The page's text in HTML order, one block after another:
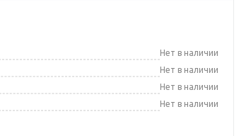
Нет в наличии
Нет в наличии
Нет в наличии
Нет в наличии